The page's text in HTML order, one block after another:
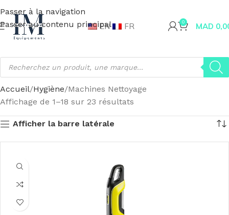
Passer à la navigation
Passer au contenu principal
EN FR 0 MAD
Accueil Hygiène Machines Nettoyage
Affichage de 1–18 sur 23 résultats
Afficher la barre latérale